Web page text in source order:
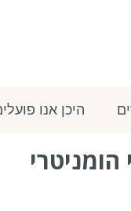
היכן אנו